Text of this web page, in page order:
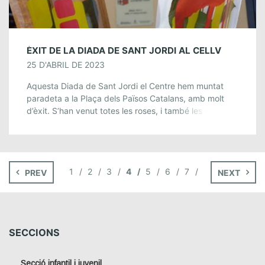
ÈXIT DE LA DIADA DE SANT JORDI AL CELLV
25 D'ABRIL DE 2023
Aquesta Diada de Sant Jordi el Centre hem muntat
paradeta a la Plaça dels Països Catalans, amb molt
d’èxit. S’han venut totes les roses, i també les dolces.
PREV 1 2 3 4 5 6 7 NEXT
SECCIONS
Secció infantil i juvenil